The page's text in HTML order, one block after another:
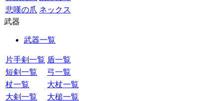
悲嘆の爪 ネックス
武器
武器一覧
片手剣一覧 盾一覧
短剣一覧
弓一覧
杖一覧
大杖一覧
大剣一覧
大槌一覧